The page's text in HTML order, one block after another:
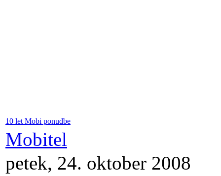
10 let Mobi ponudbe
Mobitel
petek, 24. oktober 2008